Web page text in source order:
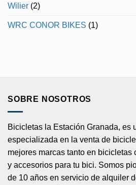
Wilier (2)
WRC CONOR BIKES (1)
SOBRE NOSOTROS
Bicicletas la Estación Granada, es
especializada en la venta de
mejores marcas tanto en bicicletas
y accesorios para tu bici. Somos
de 10 años en servicio de alquiler